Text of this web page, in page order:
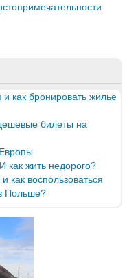
и как бронировать жилье
билеты на
как жить недорого?
как воспользоваться
Польше?